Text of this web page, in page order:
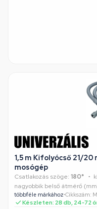
1,5 m Kifolyócső 21/20
mosógép
Csatlakozás szöge: 180°
nagyobbik belső átmérő
többféle márkához•Cikkszám:
Készleten: 28 db, 24-72